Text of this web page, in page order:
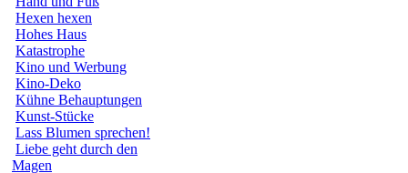
Hexen hexen
Hohes Haus
Katastrophe
Kino und Werbung
Kino-Deko
Kühne Behauptungen
Kunst-Stücke
Lass Blumen sprechen!
Liebe geht durch den
Magen